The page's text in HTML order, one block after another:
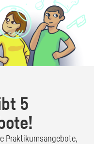
5
Praktikumsangebote,